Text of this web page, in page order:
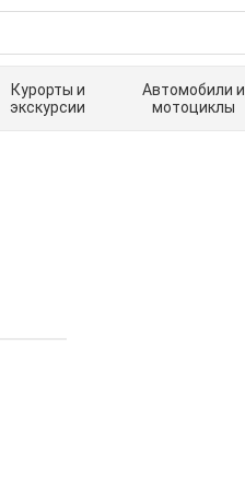
Курорты и
экскурсии
Автомобили и
мотоциклы